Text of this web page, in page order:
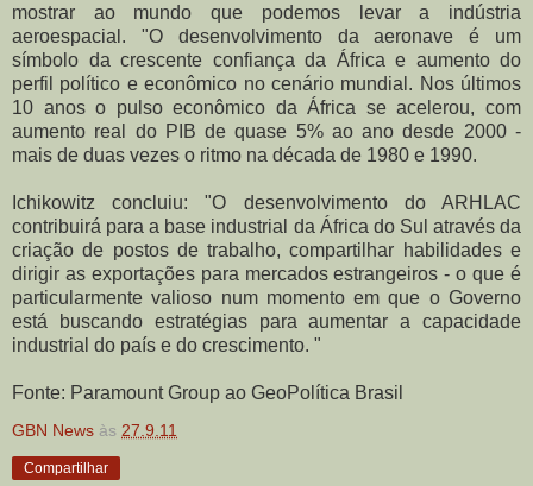
mostrar ao mundo que podemos levar a indústria
aeroespacial. "O desenvolvimento da aeronave é um
símbolo da crescente confiança da África e aumento do
perfil político e econômico no cenário mundial. Nos últimos
10 anos o pulso econômico da África se acelerou, com
aumento real do PIB de quase 5% ao ano desde 2000 -
mais de duas vezes o ritmo na década de 1980 e 1990.
Ichikowitz concluiu: "O desenvolvimento do ARHLAC
contribuirá para a base industrial da África do Sul através da
criação de postos de trabalho, compartilhar habilidades e
dirigir as exportações para mercados estrangeiros - o que é
particularmente valioso num momento em que o Governo
está buscando estratégias para aumentar a capacidade
industrial do país e do crescimento. "
Fonte: Paramount Group ao GeoPolítica Brasil
GBN News às 27.9.11
Compartilhar